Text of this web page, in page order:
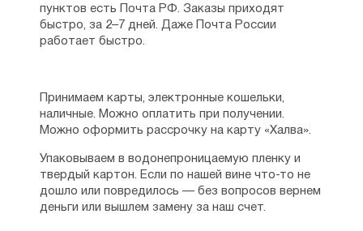
пунктов есть Почта РФ. Заказы приходят
быстро, за 2–7 дней. Даже Почта России
работает быстро.
Принимаем карты, электронные кошельки,
наличные. Можно оплатить при получении.
Можно оформить рассрочку на карту «Халва».
Упаковываем в водонепроницаемую пленку и
твердый картон. Если по нашей вине что-то не
дошло или повредилось — без вопросов вернем
деньги или вышлем замену за наш счет.